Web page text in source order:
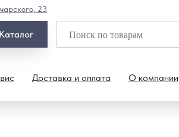
Каталог
Доставка и оплата О компании
23